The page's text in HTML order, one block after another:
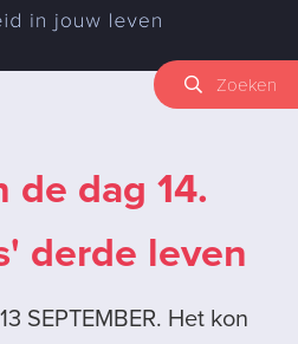
Zoeken
de dag 14.
derde leven
SEPTEMBER. Het kon